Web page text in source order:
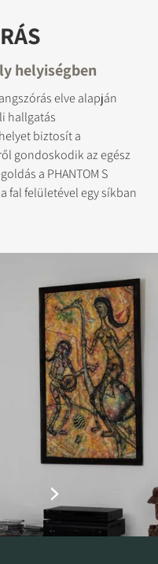
helyiségben
elve alapján
hallgatás
biztosít a
gondoskodik az egész
a PHANTOM S
fal felületével egy síkban
A
található összes